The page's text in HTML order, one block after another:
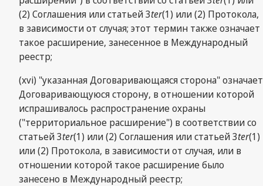
(2) Соглашения или статьей 3ter(1) или (2) Протокола,
в зависимости от случая; этот термин также означает
такое расширение, занесенное в Международный
реестр;
(xvi) "указанная Договаривающаяся сторона" означает
Договаривающуюся сторону, в отношении которой
испрашивалось распространение охраны
("территориальное расширение") в соответствии со
статьей 3ter(1) или (2) Соглашения или статьей 3ter(1)
или (2) Протокола, в зависимости от случая, или в
отношении которой такое расширение было
занесено в Международный реестр;